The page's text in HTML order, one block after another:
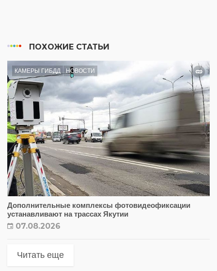
ПОХОЖИЕ СТАТЬИ
КАМЕРЫ ГИБДД НОВОСТИ
Дополнительные комплексы фотовидеофиксации
устанавливают на трассах Якутии
07.08.2026
Читать еще